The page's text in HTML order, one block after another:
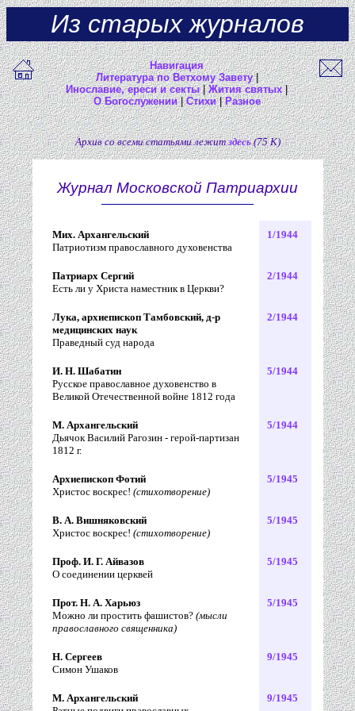
Из старых журналов
Навигация
Литература по Ветхому Завету |
Инославие, ереси и секты | Жития святых |
О Богослужении | Стихи | Разное
Архив со всеми статьями лежитздесь (75 К)
Журнал Московской Патриархии
Мих. Архангельский
Патриотизм православного духовенства
1/1944
Патриарх Сергий
Есть ли у Христа наместник в Церкви?
2/1944
Лука, архиепископ Тамбовский, д-р
медицинских наук
Праведный суд народа
2/1944
И. Н. Шабатин
Русское православное духовенство в
Великой Отечественной войне 1812 года
5/1944
М. Архангельский
Дьячок Василий Рагозин - герой-партизан
1812 г.
5/1944
Архиепископ Фотий
Христос воскрес! (стихотворение)
5/1945
В. А. Вишняковский
Христос воскрес! (стихотворение)
5/1945
Проф. И. Г. Айвазов
О соединении церквей
5/1945
Прот. Н. А. Харьюз
Можно ли простить фашистов? (мысли
православного священника)
5/1945
Н. Сергеев
Симон Ушаков
9/1945
М. Архангельский
9/1945